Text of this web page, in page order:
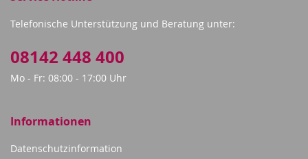
Telefonische Unterstützung und Beratung unter:
08142 448 400
Mo - Fr: 08:00 - 17:00 Uhr
Informationen
Datenschutzinformation